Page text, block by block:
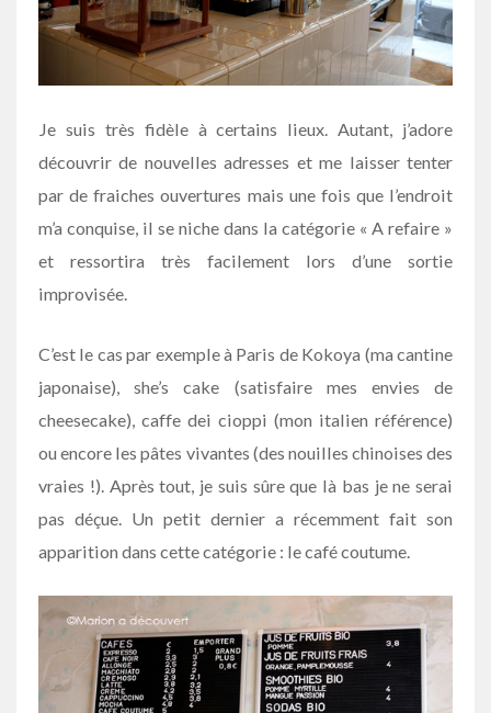
Je suis très fidèle à certains lieux. Autant, j’adore
découvrir de nouvelles adresses et me laisser tenter
par de fraiches ouvertures mais une fois que l’endroit
m’a conquise, il se niche dans la catégorie « A refaire »
et ressortira très facilement lors d’une sortie
improvisée.
C’est le cas par exemple à Paris de Kokoya (ma cantine
japonaise), she’s cake (satisfaire mes envies de
cheesecake), caffe dei cioppi (mon italien référence)
ou encore les pâtes vivantes (des nouilles chinoises des
vraies !). Après tout, je suis sûre que là bas je ne serai
pas déçue. Un petit dernier a récemment fait son
apparition dans cette catégorie : le café coutume.